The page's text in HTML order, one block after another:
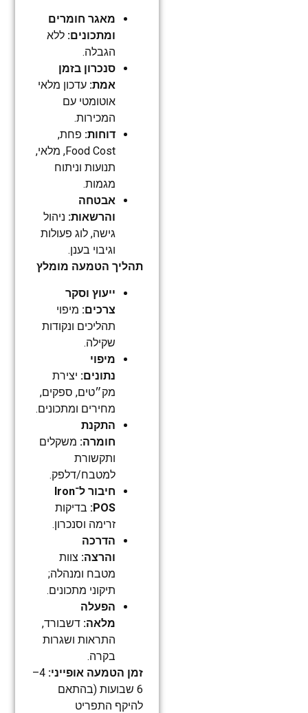
מאגר חומרים
ומתכונים: ללא
הגבלה.
סנכרון בזמן
אמת: עדכון מלאי
אוטומטי עם
המכירות.
דוחות: פחת,
Food Cost, מלאי,
תנועות וניתוח
מגמות.
אבטחה
והרשאות: ניהול
גישה, לוג פעולות
וגיבוי בענן.
תהליך הטמעה מומלץ
ייעוץ וסקר
צרכים: מיפוי
תהליכים ונקודות
שקילה.
מיפוי
נתונים: יצירת
מק״טים, ספקים,
מחירים ומתכונים.
התקנת
חומרה: משקלים
ותקשורת
למטבח/דלפק.
חיבור ל־Iron
POS: בדיקות
זרימה וסנכרון.
הדרכה
והרצה: צוות
מטבח ומנהלה;
תיקוני מתכונים.
הפעלה
מלאה: דשבורד,
התראות ושגרות
בקרה.
זמן הטמעה אופייני:
4–
6 שבועות (בהתאם
להיקף התפריט